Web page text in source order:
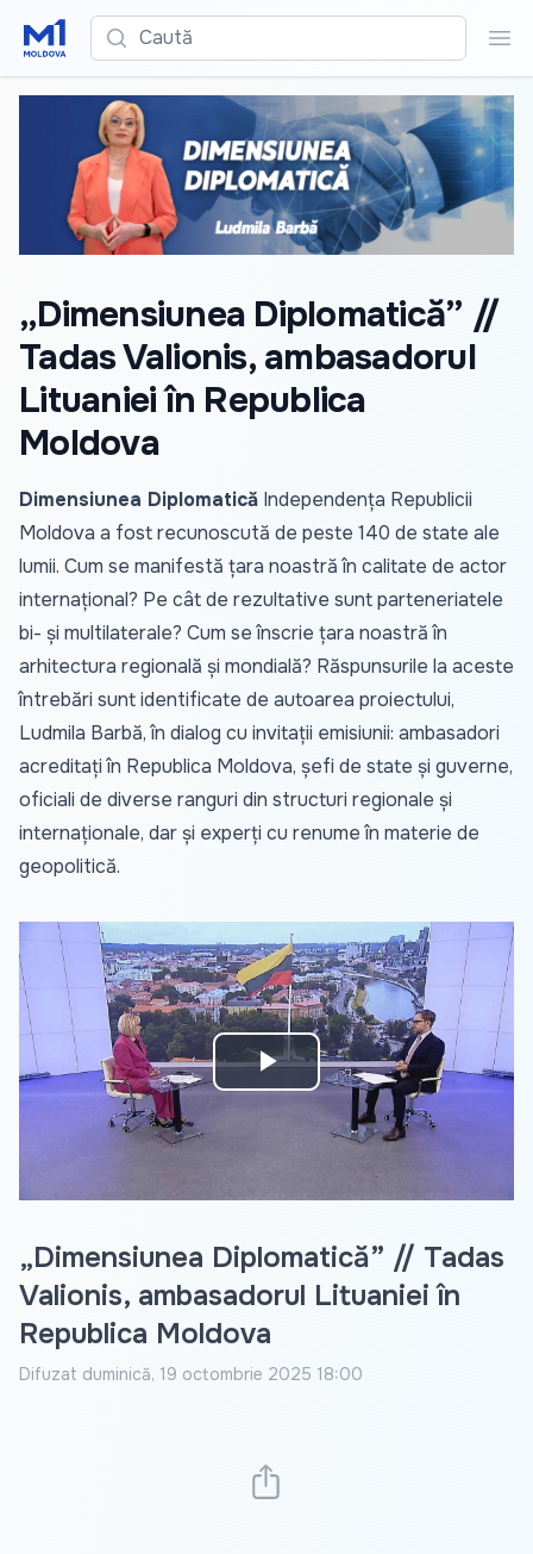
Caută
„Dimensiunea Diplomatică” //
Tadas Valionis, ambasadorul
Lituaniei în Republica
Moldova
Dimensiunea Diplomatică Independența Republicii
Moldova a fost recunoscută de peste 140 de state ale
lumii. Cum se manifestă țara noastră în calitate de actor
internațional? Pe cât de rezultative sunt parteneriatele
bi- și multilaterale? Cum se înscrie țara noastră în
arhitectura regională și mondială? Răspunsurile la aceste
întrebări sunt identificate de autoarea proiectului,
Ludmila Barbă, în dialog cu invitații emisiunii: ambasadori
acreditați în Republica Moldova, șefi de state și guverne,
oficiali de diverse ranguri din structuri regionale și
internaționale, dar și experți cu renume în materie de
geopolitică.
Play
Video
„Dimensiunea Diplomatică” // Tadas
Valionis, ambasadorul Lituaniei în
Republica Moldova
Difuzat duminică, 19 octombrie 2025 18:00